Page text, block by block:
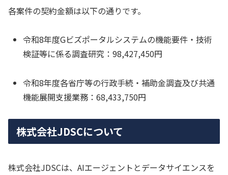
各案件の契約金額は以下の通りです。
令和8年度Gビズポータルシステムの機能要件・技術
検証等に係る調査研究：98,427,450円
令和8年度各省庁等の行政手続・補助金調査及び共通
機能展開支援業務：68,433,750円
株式会社JDSCについて
株式会社JDSCは、AIエージェントとデータサイエンスを